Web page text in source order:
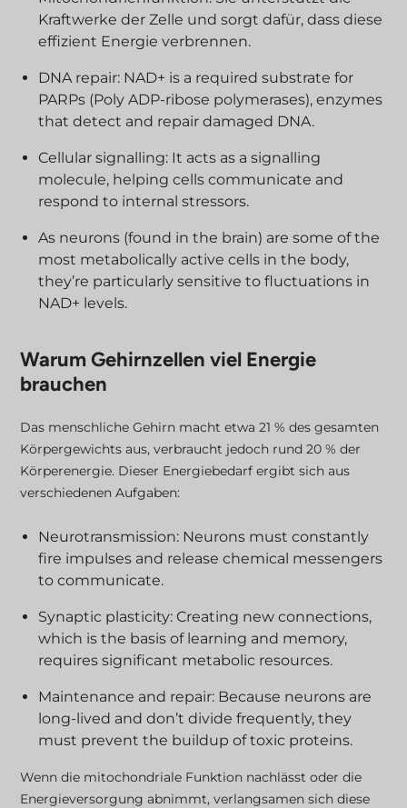
Kraftwerke der Zelle und sorgt dafür, dass diese
effizient Energie verbrennen.
DNA repair: NAD+ is a required substrate for
PARPs (Poly ADP-ribose polymerases), enzymes
that detect and repair damaged DNA.
Cellular signalling: It acts as a signalling
molecule, helping cells communicate and
respond to internal stressors.
As neurons (found in the brain) are some of the
most metabolically active cells in the body,
they’re particularly sensitive to fluctuations in
NAD+ levels.
Warum Gehirnzellen viel Energie
brauchen
Das menschliche Gehirn macht etwa 21 % des gesamten
Körpergewichts aus, verbraucht jedoch rund 20 % der
Körperenergie. Dieser Energiebedarf ergibt sich aus
verschiedenen Aufgaben:
Neurotransmission: Neurons must constantly
fire impulses and release chemical messengers
to communicate.
Synaptic plasticity: Creating new connections,
which is the basis of learning and memory,
requires significant metabolic resources.
Maintenance and repair: Because neurons are
long-lived and don’t divide frequently, they
must prevent the buildup of toxic proteins.
Wenn die mitochondriale Funktion nachlässt oder die
Energieversorgung abnimmt, verlangsamen sich diese